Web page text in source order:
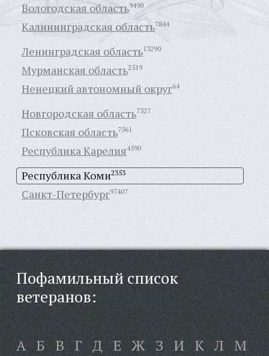
Вологодская область9490
Калининградская область7844
Ленинградская область13290
Мурманская область2519
Ненецкий автономный округ64
Новгородская область7327
Псковская область7561
Республика Карелия4590
Республика Коми2353
Санкт-Петербург97407
Пофамильный список
ветеранов:
А Б В Г Д Е Ж З И К Л М